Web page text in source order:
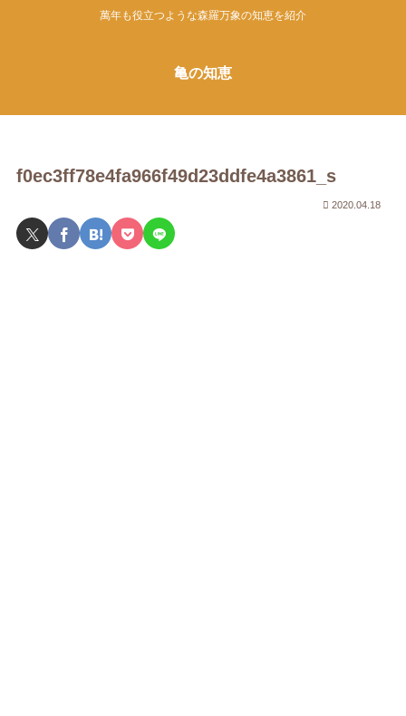
萬年も役立つような森羅万象の知恵を紹介
亀の知恵
f0ec3ff78e4fa966f49d23ddfe4a3861_s
2020.04.18